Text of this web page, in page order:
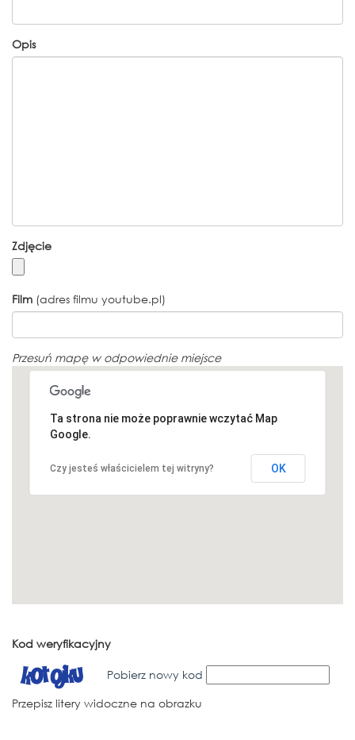
Opis
Zdjęcie
Film (adres filmu youtube.pl)
Przesuń mapę w odpowiednie miejsce
Ta strona nie może poprawnie wczytać Map
Google.
Czy jesteś właścicielem tej witryny? OK
Kod weryfikacyjny
Pobierz nowy kod
Przepisz litery widoczne na obrazku